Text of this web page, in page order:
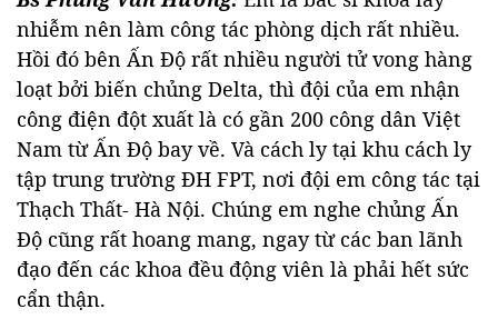
nhiễm nên làm công tác phòng dịch rất nhiều.
Hồi đó bên Ấn Độ rất nhiều người tử vong hàng
loạt bởi biến chủng Delta, thì đội của em nhận
công điện đột xuất là có gần 200 công dân Việt
Nam từ Ấn Độ bay về. Và cách ly tại khu cách ly
tập trung trường ĐH FPT, nơi đội em công tác tại
Thạch Thất- Hà Nội. Chúng em nghe chủng Ấn
Độ cũng rất hoang mang, ngay từ các ban lãnh
đạo đến các khoa đều động viên là phải hết sức
cẩn thận.